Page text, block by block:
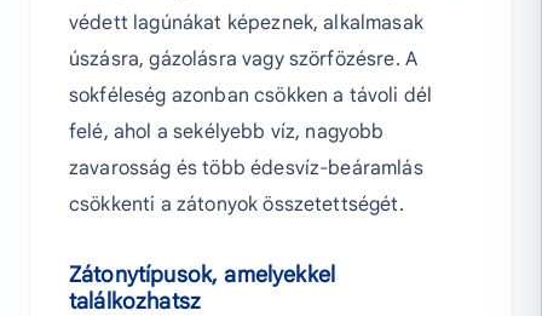
védett lagúnákat képeznek, alkalmasak
úszásra, gázolásra vagy szörfözésre. A
sokféleség azonban csökken a távoli dél
felé, ahol a sekélyebb víz, nagyobb
zavarosság és több édesvíz-beáramlás
csökkenti a zátonyok összetettségét.
Zátonytípusok, amelyekkel
találkozhatsz